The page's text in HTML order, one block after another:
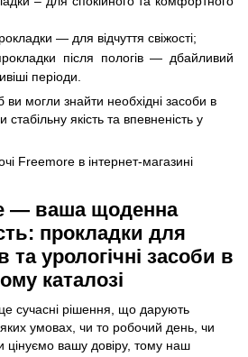
— для відчуття свіжості;
прокладки після пологів — дбайливий
періоди.
могли знайти необхідні засоби в
якість та впевненість у
— ваша щоденна
прокладки для
та урологічні засоби в
каталозі
сучасні рішення, що дарують
яких умовах, чи то робочий день, чи
цінуємо вашу довіру, тому наш